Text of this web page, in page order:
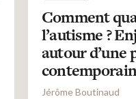
Comment
l’autisme ?
autour d’une
Jérôme Boutinaud